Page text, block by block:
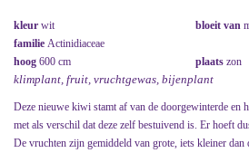
kleur wit bloeit van
familie Actinidiaceae
hoog 600 cm plaats zon
klimplant, fruit, vruchtgewas, bijenplant
Deze nieuwe kiwi stamt af van de doorgewinterde en
met als verschil dat deze zelf bestuivend is. Er hoeft
De vruchten zijn gemiddeld van grote, iets kleiner dan